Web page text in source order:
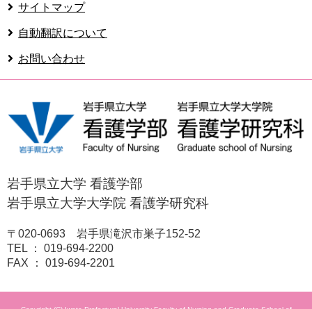
サイトマップ
自動翻訳について
お問い合わせ
岩手県立大学 看護学部
岩手県立大学大学院 看護学研究科
〒020-0693 岩手県滝沢市巣子152-52
TEL ： 019-694-2200
FAX ： 019-694-2201